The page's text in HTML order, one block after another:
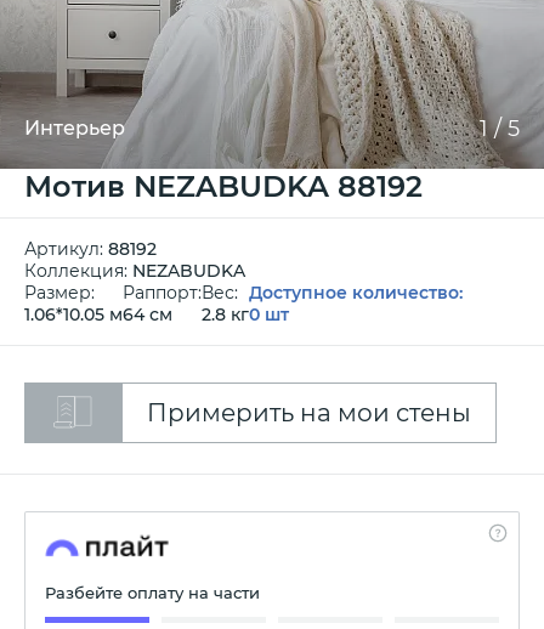
Интерьер 1/5
Мотив NEZABUDKA 88192
Артикул: 88192
Коллекция: NEZABUDKA
Размер:
1.06*10.05 м
Раппорт:
64 см
Вес:
2.8 кг
Доступное количество:
0 шт
Примерить на мои стены
Разбейте оплату на части